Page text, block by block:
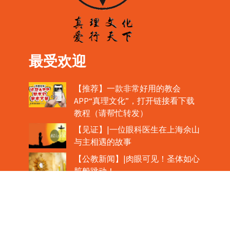
最受欢迎
【推荐】一款非常好用的教会
APP“真理文化”，打开链接看下载
教程（请帮忙转发）
【见证】|一位眼科医生在上海佘山
与主相遇的故事
【公教新闻】|肉眼可见！圣体如心
脏般跳动！